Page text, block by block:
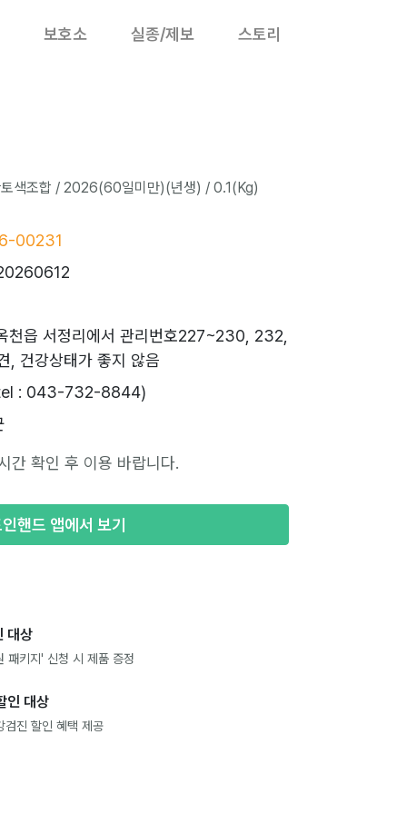
보호소 실종/제보 스토리
토색조합 / 2026(60일미만)(년생) / 0.1(Kg)
00231
천읍 서정리에서 관리번호227~230, 232,
, 건강상태가 좋지 않음
: 043-732-8844)
간 확인 후 이용 바랍니다.
핸드 앱에서 보기
대상
패키지' 신청 시 제품 증정
인 대상
검진 할인 혜택 제공